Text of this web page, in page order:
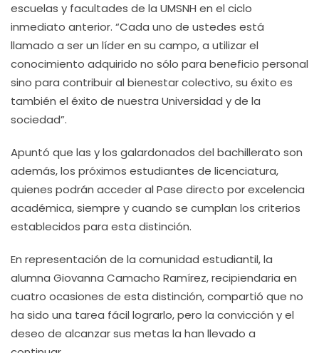
escuelas y facultades de la UMSNH en el ciclo
inmediato anterior. “Cada uno de ustedes está
llamado a ser un líder en su campo, a utilizar el
conocimiento adquirido no sólo para beneficio personal
sino para contribuir al bienestar colectivo, su éxito es
también el éxito de nuestra Universidad y de la
sociedad”.
Apuntó que las y los galardonados del bachillerato son
además, los próximos estudiantes de licenciatura,
quienes podrán acceder al Pase directo por excelencia
académica, siempre y cuando se cumplan los criterios
establecidos para esta distinción.
En representación de la comunidad estudiantil, la
alumna Giovanna Camacho Ramírez, recipiendaria en
cuatro ocasiones de esta distinción, compartió que no
ha sido una tarea fácil lograrlo, pero la convicción y el
deseo de alcanzar sus metas la han llevado a